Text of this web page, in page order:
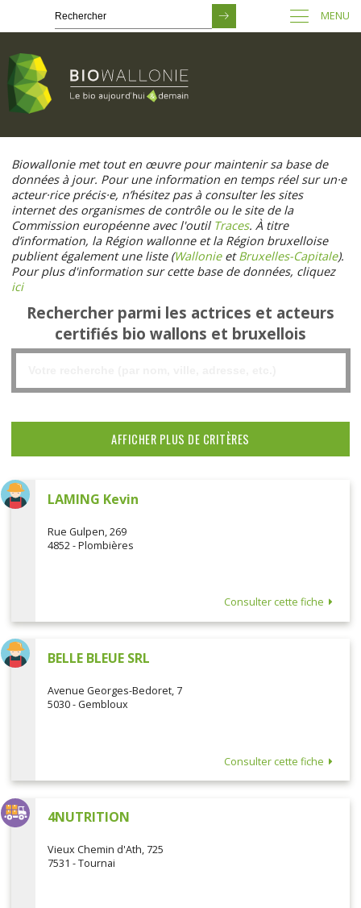
contenu
principal
MENU
Biowallonie met tout en œuvre pour maintenir sa base de
données à jour. Pour une information en temps réel sur un·e
acteur·rice précis·e, n’hésitez pas à consulter les sites
internet des organismes de contrôle ou le site de la
Commission européenne avec l'outil Traces. À titre
d’information, la Région wallonne et la Région bruxelloise
publient également une liste (WallonieetBruxelles-Capitale).
Pour plus d'information sur cette base de données, cliquez
ici
Rechercher parmi les actrices et acteurs
certifiés bio wallons et bruxellois
LAMING Kevin
Rue Gulpen, 269
4852 - Plombières
Consulter cette fiche
BELLE BLEUE SRL
Avenue Georges-Bedoret, 7
5030 - Gembloux
Consulter cette fiche
4NUTRITION
Vieux Chemin d'Ath, 725
7531 - Tournai
AFFICHER PLUS DE CRITÈRES